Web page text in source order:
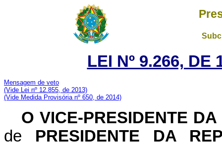
LEI Nº 9.266, DE
Mensagem de veto
(Vide Lei nº 12.855, de 2013)
(Vide Medida Provisória nº 650, de 2014)
O VICE-PRESIDENTE
de PRESIDENTE DA